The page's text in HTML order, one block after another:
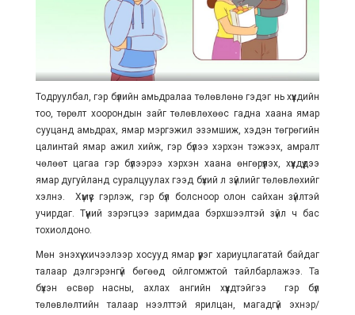
Тодруулбал, гэр бүлийн амьдралаа төлөвлөнө гэдэг нь хүүхдийн
тоо, төрөлт хоорондын зайг төлөвлөхөөс гадна хаана ямар
сууцанд амьдрах, ямар мэргэжил эзэмшиж, хэдэн төгрөгийн
цалинтай ямар ажил хийж, гэр бүлээ хэрхэн тэжээх, амралт
чөлөөт цагаа гэр бүлээрээ хэрхэн хаана өнгөрүүлэх, хүүхдүүдээ
ямар дугуйланд суралцуулах гээд бүхий л зүйлийг төлөвлөхийг
хэлнэ. Хүмүүс гэрлэж, гэр бүл болсноор олон сайхан зүйлтэй
учирдаг. Түүний зэрэгцээ заримдаа бэрхшээлтэй зүйл ч бас
тохиолдоно.
Мөн энэхүү хичээлээр хосууд ямар үүрэг хариуцлагатай байдаг
талаар дэлгэрэнгүй бөгөөд ойлгомжтой тайлбарлажээ. Та
бүхэн өсвөр насны, ахлах ангийн хүүхдтэйгээ гэр бүл
төлөвлөлтийн талаар нээлттэй ярилцан, магадгүй эхнэр/